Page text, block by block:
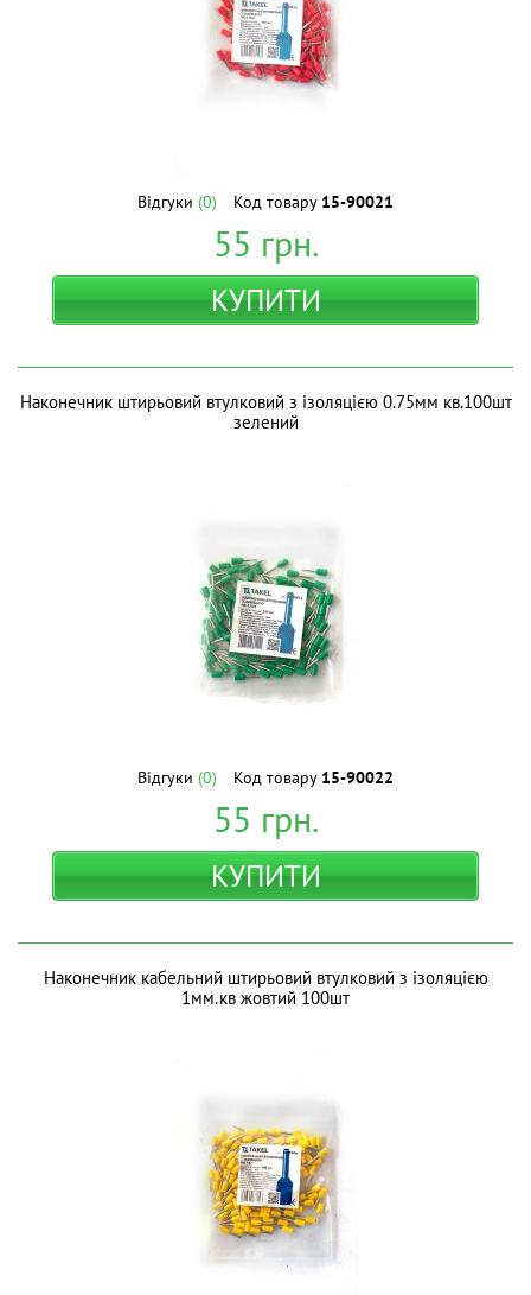
Відгуки (0) Код товару 15-90021
55 грн.
КУПИТИ
Наконечник штирьовий втулковий з ізоляцією 0.75мм кв.100шт
зелений
Відгуки (0) Код товару 15-90022
55 грн.
КУПИТИ
Наконечник кабельний штирьовий втулковий з ізоляцією
1мм.кв жовтий 100шт